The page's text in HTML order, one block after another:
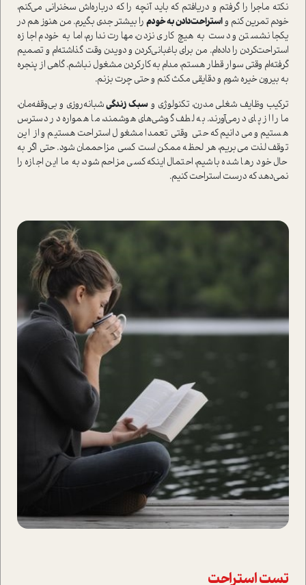
نکته ماجرا را گرفتم و دریافتم که باید آنچه را که درباره‌اش سخنرانی می‌کنم،
خودم تمرین کنم واستراحت‌دادن به خودم را بیشتر جدی بگیرم. من هنوز هم در
یکجا نشستن و دست به هیچ کاری نزدن، مهارت ندارم، اما به خودم اجازه
استراحت‌کردن را داده‌ام. من برای باغبانی‌کردن و دویدن وقت گذاشته‌ام و تصمیم
گرفته‌ام وقتی سوار قطار هستم، مدام به کار‌کردن مشغول نباشم. گاهی از پنجره
به بیرون خیره شوم و دقایقی مکث کنم و حتی چرت بزنم.
ترکیب وظایف شغلی مدرن، تکنولوژی وسبک زندگیشبانه‌روزی‌ و بی‌وقفه‌مان،
ما را از پای درمی‌آورند. به لطف گوشی‌های هوشمند، ما همواره در دسترس
هستیم و می‌دانیم که حتی وقتی تعمدا مشغول استراحت هستیم و از این
توقف لذت می‌بریم، هر لحظه ممکن است کسی مزاحممان شود. حتی اگر به
حال خود رها شده باشیم، احتمال اینکه کسی مزاحم شود، به ما این اجازه را
نمی‌دهد که درست استراحت کنیم.
تست استراحت